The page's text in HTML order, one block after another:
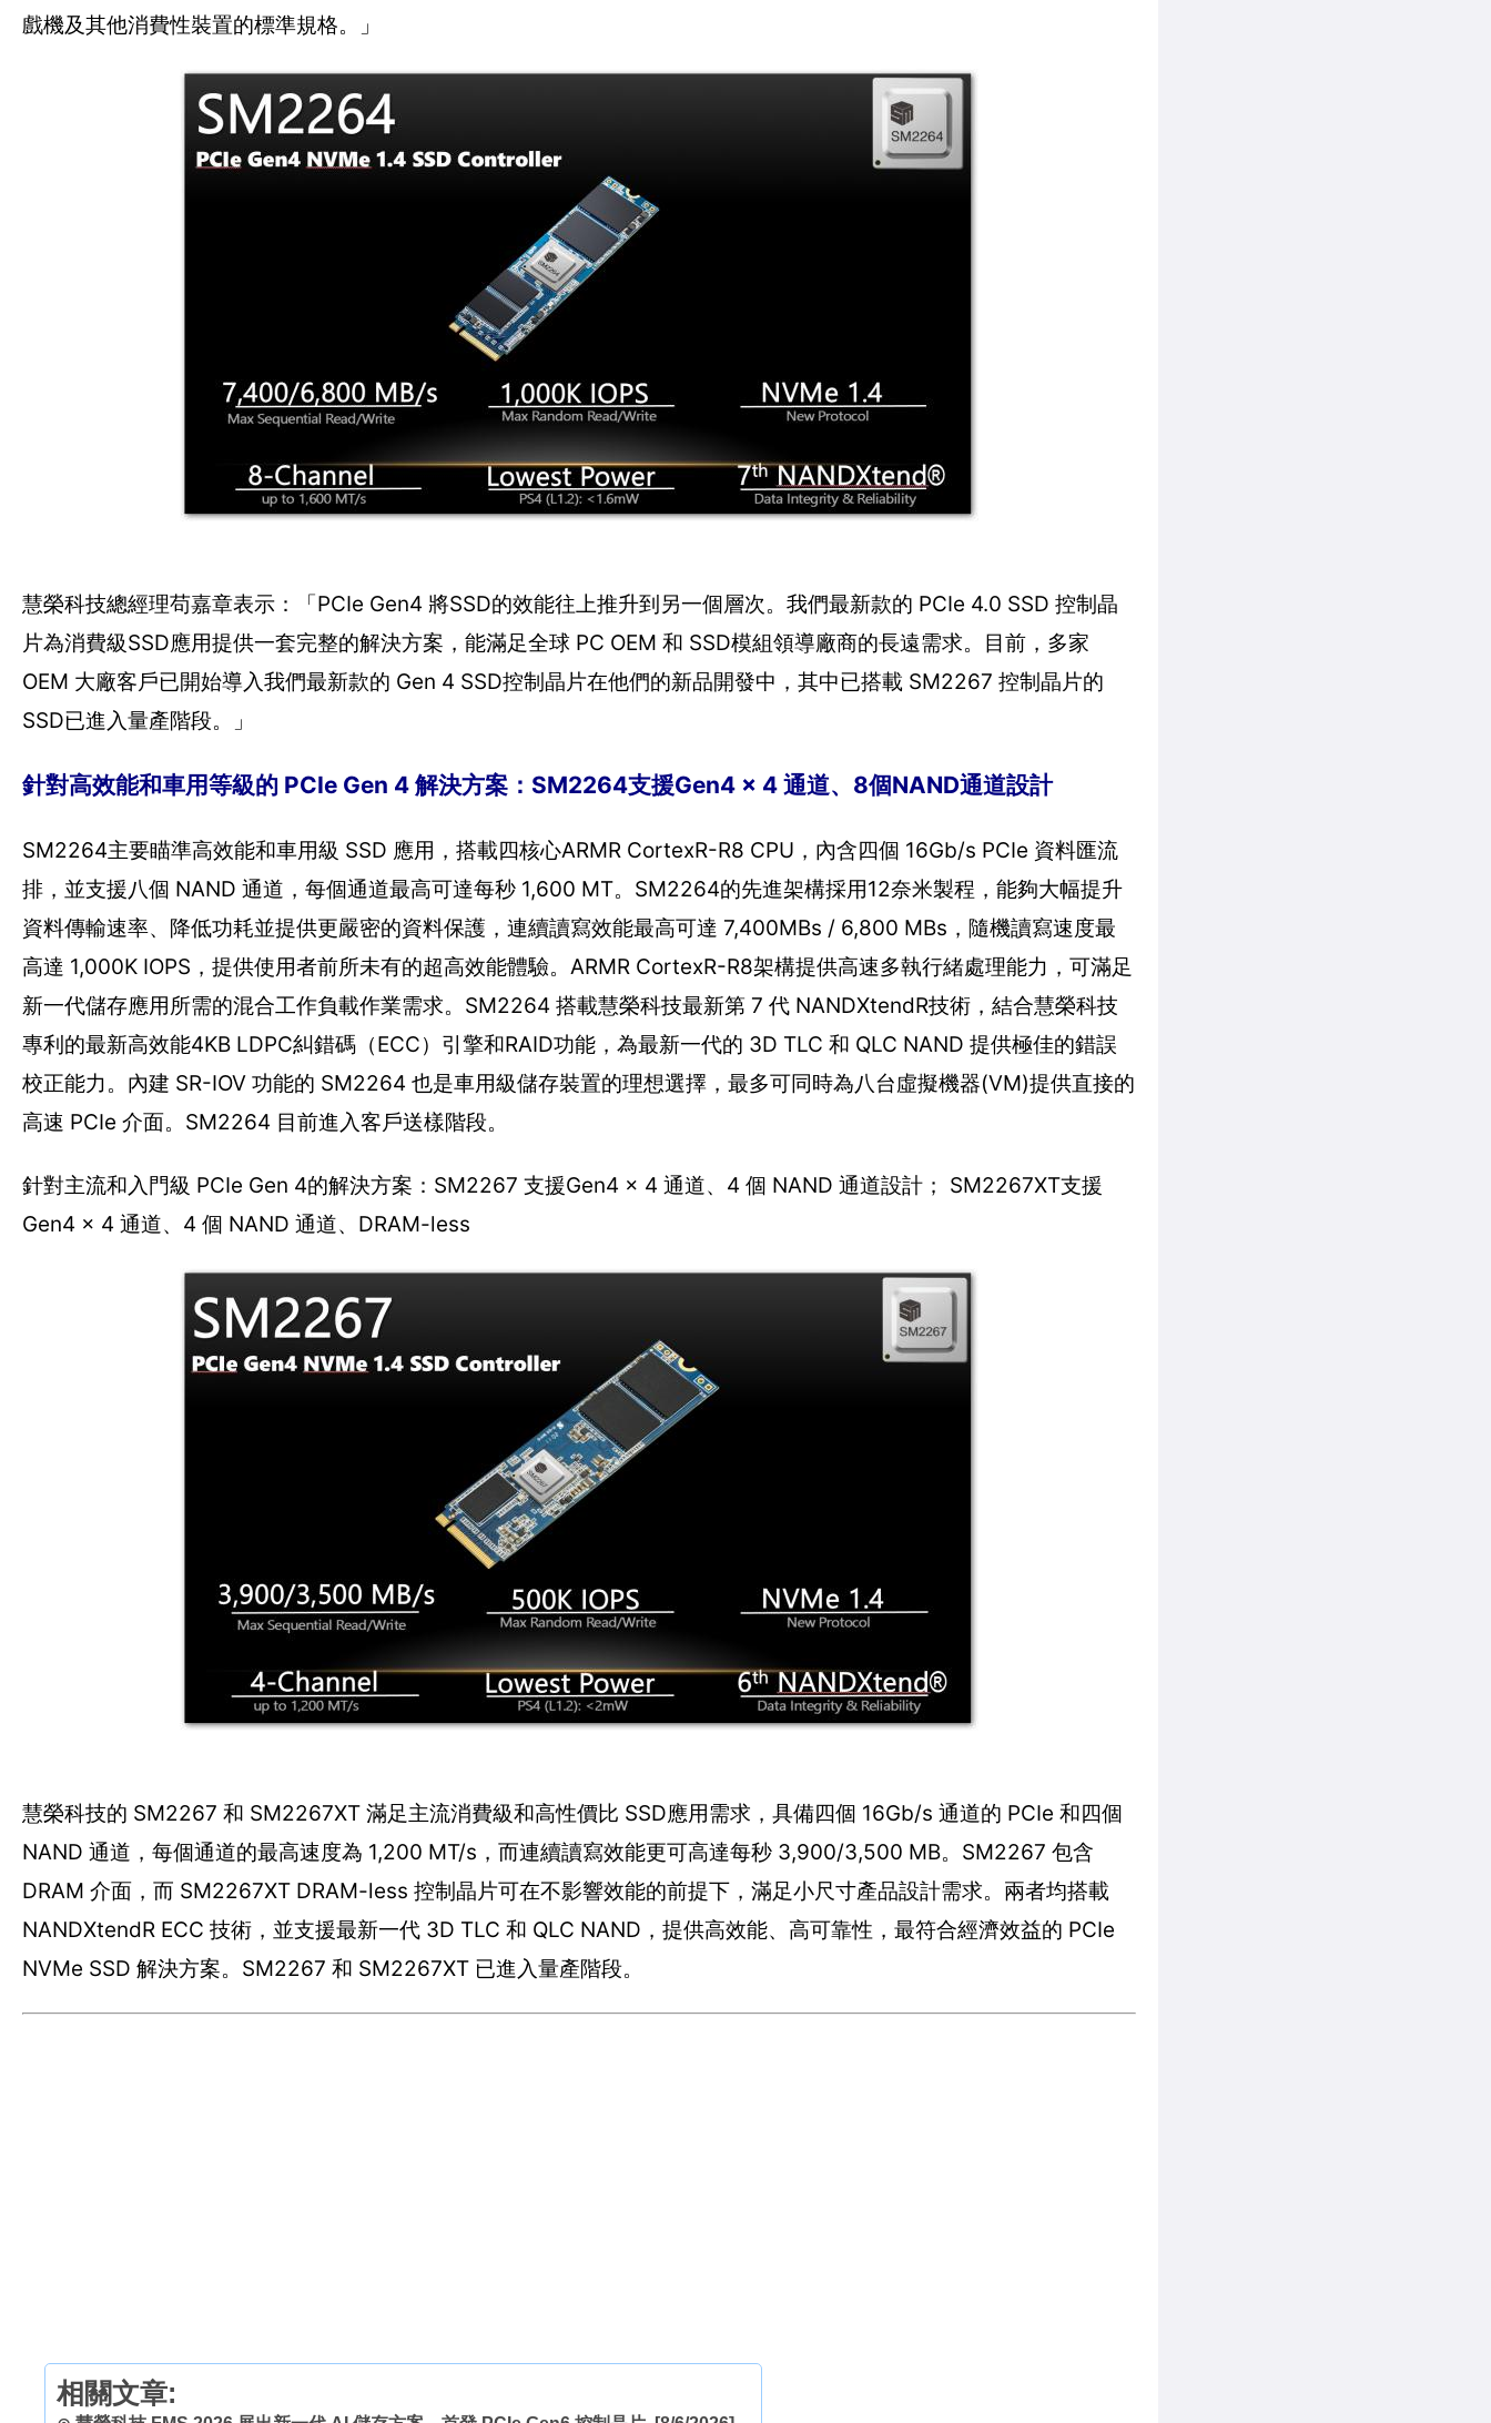
戲機及其他消費性裝置的標準規格。」
慧榮科技總經理苟嘉章表示：「PCIe Gen4 將SSD的效能往上推升到另一個層次。我們最新款的 PCIe 4.0 SSD 控制晶
片為消費級SSD應用提供一套完整的解決方案，能滿足全球 PC OEM 和 SSD模組領導廠商的長遠需求。目前，多家
OEM 大廠客戶已開始導入我們最新款的 Gen 4 SSD控制晶片在他們的新品開發中，其中已搭載 SM2267 控制晶片的
SSD已進入量產階段。」
針對高效能和車用等級的 PCIe Gen 4 解決方案：SM2264支援Gen4 x 4 通道、8個NAND通道設計
SM2264主要瞄準高效能和車用級 SSD 應用，搭載四核心ARMR CortexR-R8 CPU，內含四個 16Gb/s PCIe 資料匯流
排，並支援八個 NAND 通道，每個通道最高可達每秒 1,600 MT。SM2264的先進架構採用12奈米製程，能夠大幅提升
資料傳輸速率、降低功耗並提供更嚴密的資料保護，連續讀寫效能最高可達 7,400MBs / 6,800 MBs，隨機讀寫速度最
高達 1,000K IOPS，提供使用者前所未有的超高效能體驗。ARMR CortexR-R8架構提供高速多執行緒處理能力，可滿足
新一代儲存應用所需的混合工作負載作業需求。SM2264 搭載慧榮科技最新第 7 代 NANDXtendR技術，結合慧榮科技
專利的最新高效能4KB LDPC糾錯碼（ECC）引擎和RAID功能，為最新一代的 3D TLC 和 QLC NAND 提供極佳的錯誤
校正能力。內建 SR-IOV 功能的 SM2264 也是車用級儲存裝置的理想選擇，最多可同時為八台虛擬機器(VM)提供直接的
高速 PCIe 介面。SM2264 目前進入客戶送樣階段。
針對主流和入門級 PCIe Gen 4的解決方案：SM2267 支援Gen4 x 4 通道、4 個 NAND 通道設計； SM2267XT支援
Gen4 x 4 通道、4 個 NAND 通道、DRAM-less
慧榮科技的 SM2267 和 SM2267XT 滿足主流消費級和高性價比 SSD應用需求，具備四個 16Gb/s 通道的 PCIe 和四個
NAND 通道，每個通道的最高速度為 1,200 MT/s，而連續讀寫效能更可高達每秒 3,900/3,500 MB。SM2267 包含
DRAM 介面，而 SM2267XT DRAM-less 控制晶片可在不影響效能的前提下，滿足小尺寸產品設計需求。兩者均搭載
NANDXtendR ECC 技術，並支援最新一代 3D TLC 和 QLC NAND，提供高效能、高可靠性，最符合經濟效益的 PCIe
NVMe SSD 解決方案。SM2267 和 SM2267XT 已進入量產階段。
相關文章: